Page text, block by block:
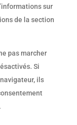
sur
de la section
pas marcher
Si
ils